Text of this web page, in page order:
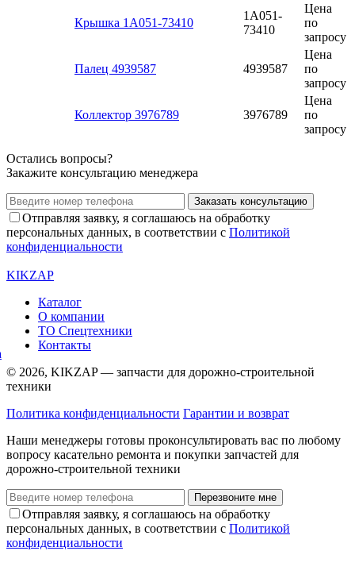
Крышка 1A051-73410
1A051-
73410
Цена
по
запросу
Палец 4939587 4939587
Цена
по
запросу
Коллектор 3976789 3976789
Цена
по
запросу
Остались вопросы?
Закажите консультацию менеджера
Заказать консультацию
Отправляя заявку, я соглашаюсь на обработку
персональных данных, в соответствии с Политикой
конфиденциальности
KIKZAP
Каталог
О компании
ТО Спецтехники
Контакты
© 2026, KIKZAP — запчасти для дорожно-строительной
техники
Политика конфиденциальности Гарантии и возврат
Наши менеджеры готовы проконсультировать вас по любому
вопросу касательно ремонта и покупки запчастей для
дорожно-строительной техники
Перезвоните мне
Отправляя заявку, я соглашаюсь на обработку
персональных данных, в соответствии с Политикой
конфиденциальности